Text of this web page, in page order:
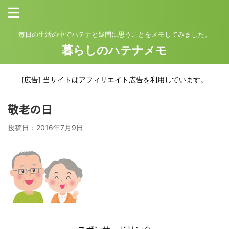
毎日の生活の中でハテナと疑問に思うことをメモしてみました。
暮らしのハテナメモ
[広告] 当サイトはアフィリエイト広告を利用しています。
敬老の日
投稿日： 2016年7月9日